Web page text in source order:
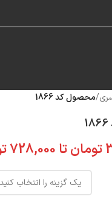
/محصول کد 1866
تومانتا 728,000